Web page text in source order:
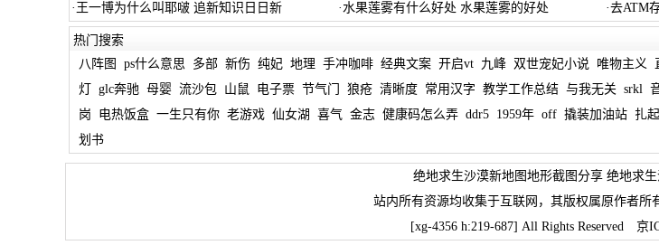
· 王一博为什么叫耶啵 追新知识日日新 ·水果莲雾有什么好处 水果莲雾的好处 ·去ATM
热门搜索
八阵图
ps什么意思 多部 新伤 纯妃 地理 手冲咖啡 经典文案 开启vt 九峰 双世宠妃小说 唯物主义
灯
glc奔驰 母婴 流沙包 山鼠 电子票 节气门 狼疮 清晰度 常用汉字 教学工作总结 与我无关 srkl
岗
电热饭盒 一生只有你 老游戏 仙女湖 喜气 金志 健康码怎么弄 ddr5 1959年 off 撬装加油站 扎
划书
绝地求生沙漠新地图地形截图分享 绝地求
站内所有资源均收集于互联网，其版权属原作者所
[xg-4356 h:219-687] All Rights Reserved